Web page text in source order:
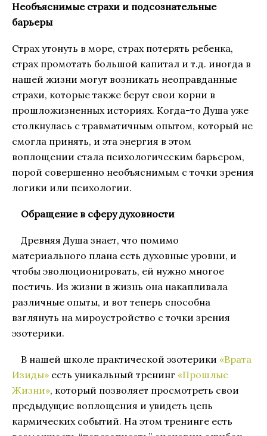
Необъяснимые страхи и подсознательные
барьеры
Страх утонуть в море, страх потерять ребенка,
страх промотать большой капитал и т.д. иногда в
нашей жизни могут возникать неоправданные
страхи, которые также берут свои корни в
прошложизненных историях. Когда-то Душа уже
столкнулась с травматичным опытом, который не
смогла принять, и эта энергия в этом
воплощении стала психологическим барьером,
порой совершенно необъяснимым с точки зрения
логики или психологии.
Обращение в сферу духовности
Древняя Душа знает, что помимо
материального плана есть духовные уровни, и
чтобы эволюционировать, ей нужно многое
постичь. Из жизни в жизнь она накапливала
различные опыты, и вот теперь способна
взглянуть на мироустройство с точки зрения
эзотерики.
В нашей школе практической эзотерики «Врата
Изиды» есть уникальный тренинг «Прошлые
Жизни», который позволяет просмотреть свои
предыдущие воплощения и увидеть цепь
кармических событий. На этом тренинге есть